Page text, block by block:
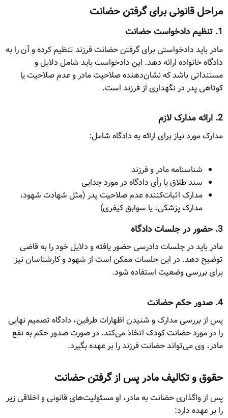
مراحل قانونی برای گرفتن حضانت​
1. تنظیم دادخواست حضانت
مادر باید دادخواستی برای گرفتن حضانت فرزند تنظیم کرده و آن را به
دادگاه خانواده ارائه دهد. این دادخواست باید شامل دلایل و
مستنداتی باشد که نشان‌دهنده صلاحیت مادر و عدم صلاحیت یا
کوتاهی پدر در نگهداری از فرزند است.
2. ارائه مدارک لازم
مدارک مورد نیاز برای ارائه به دادگاه شامل:
شناسنامه مادر و فرزند
سند طلاق یا رأی دادگاه در مورد جدایی
مدارک اثبات‌کننده عدم صلاحیت پدر (مثل شهادت شهود،
مدارک پزشکی، یا سوابق کیفری)
3. حضور در جلسات دادگاه
مادر باید در جلسات دادرسی حضور یافته و دلایل خود را به قاضی
توضیح دهد. در این جلسات ممکن است از شهود و کارشناسان نیز
برایبررسیوضعیت استفاده شود.
4. صدور حکم حضانت
پس ازبررسیمدارک و شنیدن اظهارات طرفین، دادگاه تصمیم نهایی
را در مورد حضانت کودک اتخاذ می‌کند. در صورت صدور حکم به نفع
مادر، وی می‌تواند حضانت فرزند را بر عهده بگیرد.
حقوق و تکالیف مادر پس از گرفتن حضانت​
پس از واگذاری حضانت به مادر، او مسئولیت‌های قانونی و اخلاقی زیر
را بر عهده دارد: